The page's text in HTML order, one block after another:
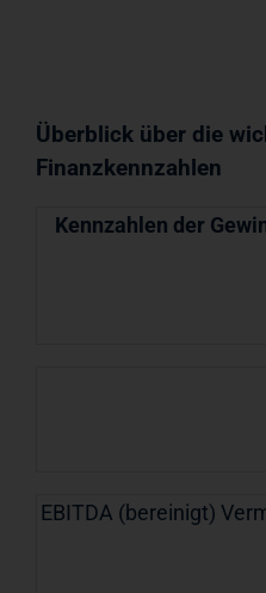
Überblick über die
Finanzkennzahlen
Kennzahlen der
EBITDA (bereinigt)